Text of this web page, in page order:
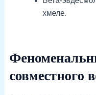
хмеле.
совместного